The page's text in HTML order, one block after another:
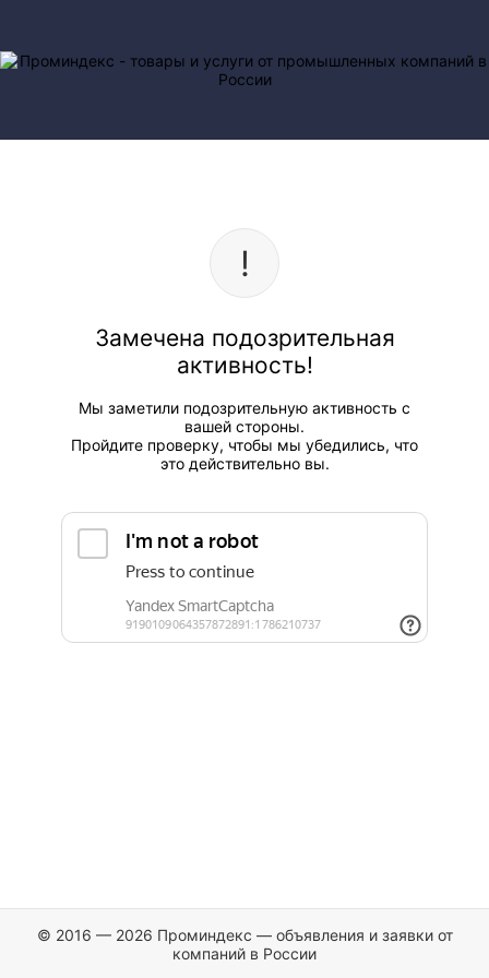
Замечена подозрительная
активность!
Мы заметили подозрительную активность с
вашей стороны.
Пройдите проверку, чтобы мы убедились, что
это действительно вы.
© 2016 — 2026 Проминдекс — объявления и заявки от
компаний в России